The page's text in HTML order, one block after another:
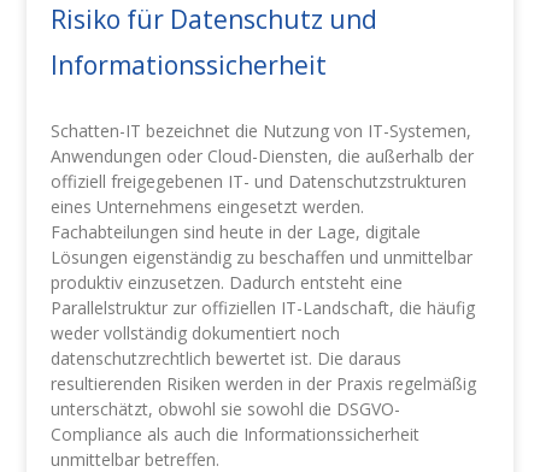
Risiko für Datenschutz und
Informationssicherheit
Schatten-IT bezeichnet die Nutzung von IT-Systemen,
Anwendungen oder Cloud-Diensten, die außerhalb der
offiziell freigegebenen IT- und Datenschutzstrukturen
eines Unternehmens eingesetzt werden.
Fachabteilungen sind heute in der Lage, digitale
Lösungen eigenständig zu beschaffen und unmittelbar
produktiv einzusetzen. Dadurch entsteht eine
Parallelstruktur zur offiziellen IT-Landschaft, die häufig
weder vollständig dokumentiert noch
datenschutzrechtlich bewertet ist. Die daraus
resultierenden Risiken werden in der Praxis regelmäßig
unterschätzt, obwohl sie sowohl die DSGVO-
Compliance als auch die Informationssicherheit
unmittelbar betreffen.